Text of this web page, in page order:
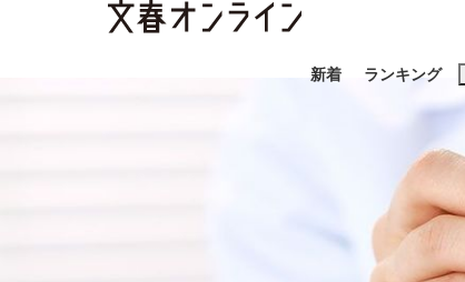
新着 ランキング
おすすめ
#藤田晋